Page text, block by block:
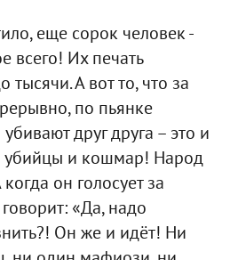
еще сорок человек -
всего! Их печать
А вот то, что за
по пьянке
друг друга – это и
убийцы и кошмар! Народ
он голосует за
«Да, надо
Он же и идёт! Ни